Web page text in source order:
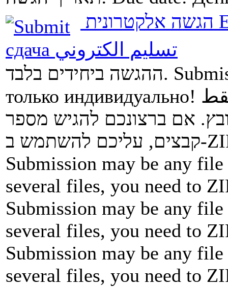
сдача تسليم الكتروني
ההגשה ביחידים בלבד.
только индивидуально!
אם ברצונכם להגיש מספר
Submission may be any
several files, you need to
Submission may be any
several files, you need to
Submission may be any
several files, you need to